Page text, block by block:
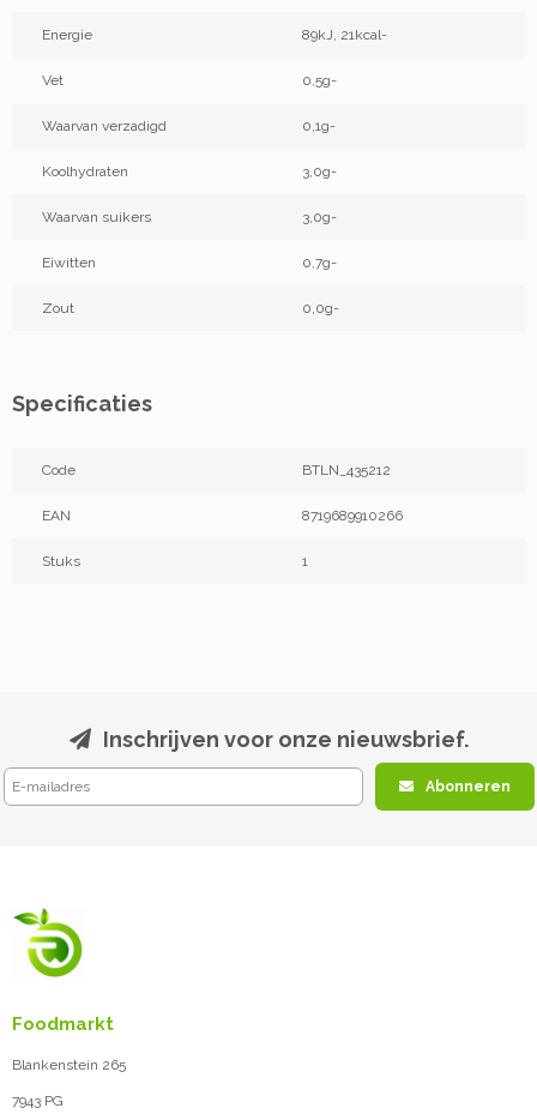
Energie 89kJ, 21kcal-
Vet 0,5g-
Waarvan verzadigd 0,1g-
Koolhydraten 3,0g-
Waarvan suikers 3,0g-
Eiwitten 0,7g-
Zout 0,0g-
Specificaties
Code BTLN_435212
EAN 8719689910266
Stuks 1
Inschrijven voor onze nieuwsbrief.
Abonneren
Foodmarkt
Blankenstein 265
7943 PG